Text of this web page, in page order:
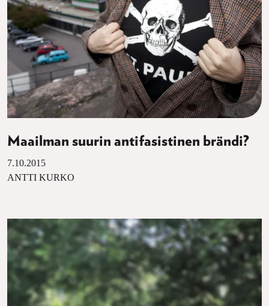
Maailman suurin antifasistinen brändi?
7.10.2015
ANTTI KURKO